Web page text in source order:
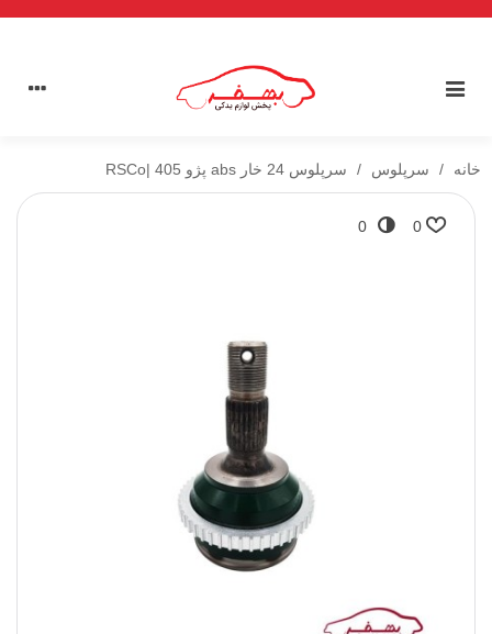
خانه / سرپلوس / سرپلوس 24 خار abs پژو 405 |RSCo
0
0